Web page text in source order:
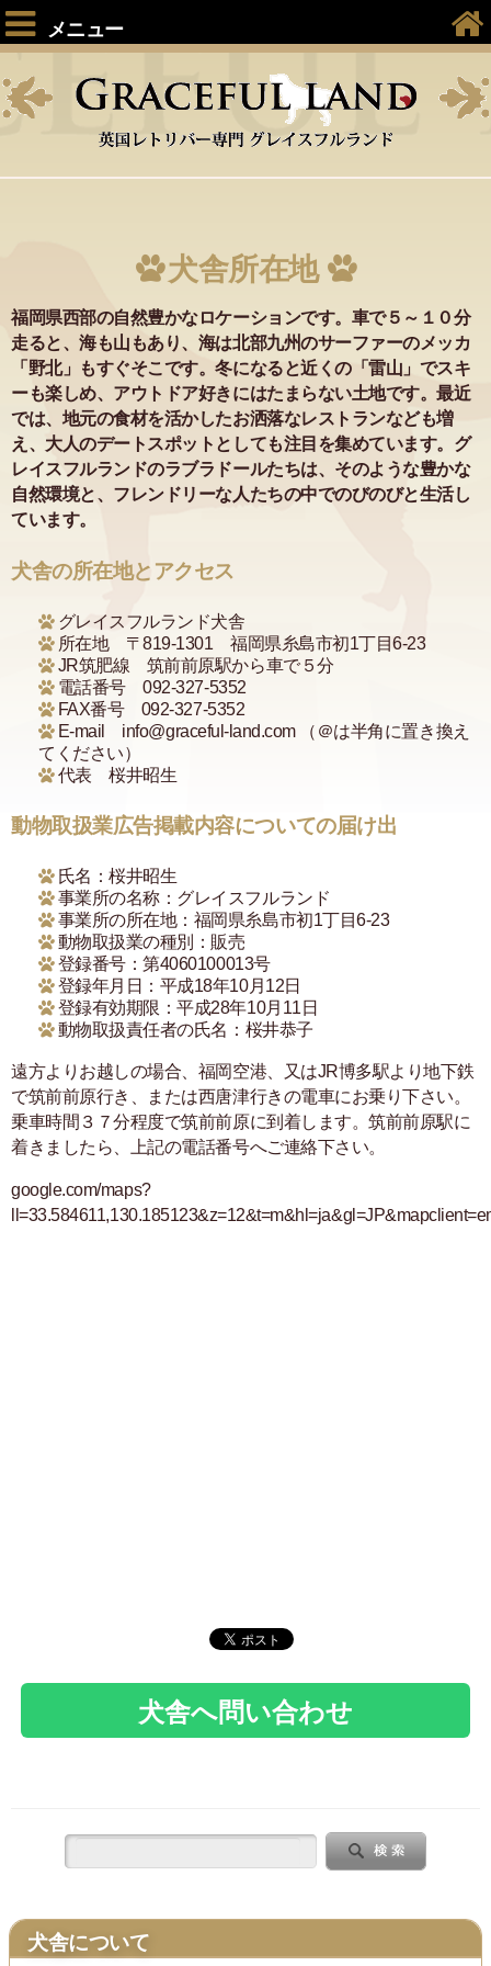
メニュー
犬舎所在地
福岡県西部の自然豊かなロケーションです。車で５～１０分
走ると、海も山もあり、海は北部九州のサーファーのメッカ
「野北」もすぐそこです。冬になると近くの「雷山」でスキ
ーも楽しめ、アウトドア好きにはたまらない土地です。最近
では、地元の食材を活かしたお洒落なレストランなども増
え、大人のデートスポットとしても注目を集めています。グ
レイスフルランドのラブラドールたちは、そのような豊かな
自然環境と、フレンドリーな人たちの中でのびのびと生活し
ています。
犬舎の所在地とアクセス
グレイスフルランド犬舎
所在地 〒819-1301福岡県糸島市初1丁目6-23
JR筑肥線 筑前前原駅から車で５分
電話番号092-327-5352
FAX番号 092-327-5352
E-mail info@graceful-land.com （＠は半角に置き換え
てください）
代表 桜井昭生
動物取扱業広告掲載内容についての届け出
氏名：桜井昭生
事業所の名称： グレイスフルランド
事業所の所在地： 福岡県糸島市初1丁目6-23
動物取扱業の種別： 販売
登録番号：第4060100013号
登録年月日： 平成18年10月12日
登録有効期限：平成28年10月11日
動物取扱責任者の氏名： 桜井恭子
遠方よりお越しの場合、福岡空港、又はJR博多駅より地下鉄
で筑前前原行き、または西唐津行きの電車にお乗り下さい。
乗車時間３７分程度で筑前前原に到着します。筑前前原駅に
着きましたら、上記の電話番号へご連絡下さい。
google.com/maps?
犬舎について